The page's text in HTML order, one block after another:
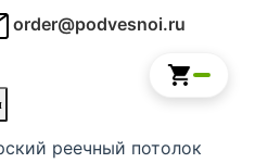
order@podvesnoi.ru
реечный потолок